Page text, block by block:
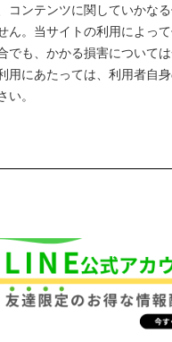
コンテンツに関していかな
ん。当サイトの利用によっ
でも、かかる損害について
用にあたっては、利用者自
い。